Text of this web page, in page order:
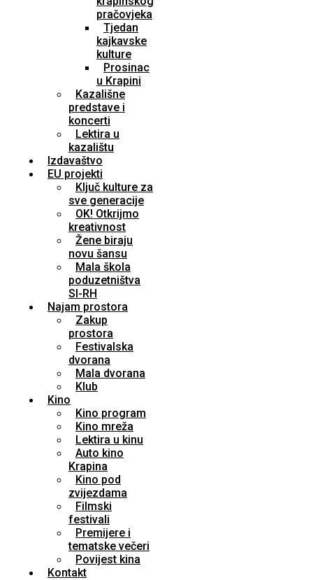
pračovjeka
Tjedan
kajkavske
kulture
Prosinac
u Krapini
Kazališne
predstave i
koncerti
Lektira u
kazalištu
Izdavaštvo
EU projekti
Ključ kulture za
sve generacije
OK! Otkrijmo
kreativnost
Žene biraju
novu šansu
Mala škola
poduzetništva
SI-RH
Najam prostora
Zakup
prostora
Festivalska
dvorana
Mala dvorana
Klub
Kino
Kino program
Kino mreža
Lektira u kinu
Auto kino
Krapina
Kino pod
zvijezdama
Filmski
festivali
Premijere i
tematske večeri
Povijest kina
Kontakt